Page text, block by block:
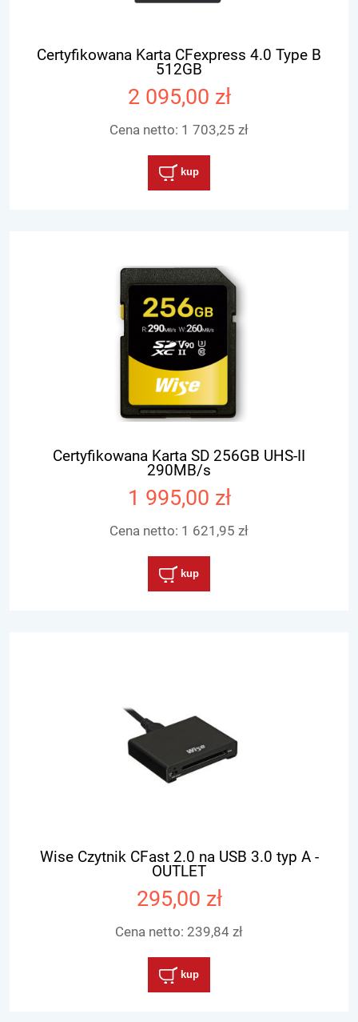
Certyfikowana Karta CFexpress 4.0 Type B
512GB
2 095,00 zł
Cena netto: 1 703,25 zł
kup
Certyfikowana Karta SD 256GB UHS-II
290MB/s
1 995,00 zł
Cena netto: 1 621,95 zł
kup
Wise Czytnik CFast 2.0 na USB 3.0 typ A -
OUTLET
295,00 zł
Cena netto: 239,84 zł
kup